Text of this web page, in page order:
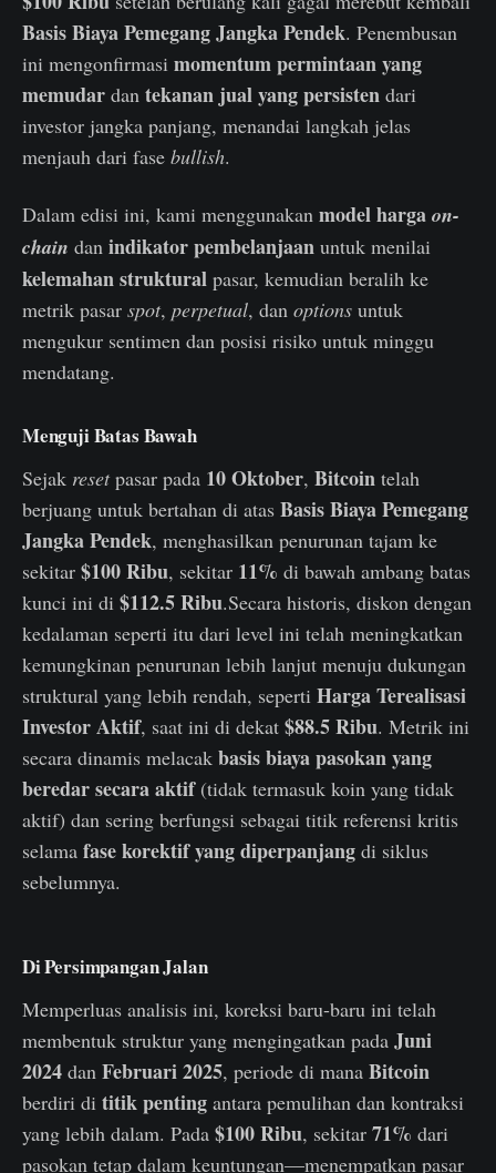
Basis Biaya Pemegang Jangka Pendek. Penembusan
ini mengonfirmasi momentum permintaan yang
memudar dan tekanan jual yang persisten dari
investor jangka panjang, menandai langkah jelas
menjauh dari fase bullish.
Dalam edisi ini, kami menggunakan model harga on-
chain dan indikator pembelanjaan untuk menilai
kelemahan struktural pasar, kemudian beralih ke
metrik pasar spot, perpetual, dan options untuk
mengukur sentimen dan posisi risiko untuk minggu
mendatang.
Menguji Batas Bawah
Sejak resetpasar pada 10 Oktober, Bitcoin telah
berjuang untuk bertahan di atas Basis Biaya Pemegang
Jangka Pendek, menghasilkan penurunan tajam ke
sekitar $100 Ribu, sekitar 11% di bawah ambang batas
kunci ini di $112.5 Ribu.Secara historis, diskon dengan
kedalaman seperti itu dari level ini telah meningkatkan
kemungkinan penurunan lebih lanjut menuju dukungan
struktural yang lebih rendah, seperti Harga Terealisasi
Investor Aktif, saat ini di dekat $88.5 Ribu. Metrik ini
secara dinamis melacak basis biaya pasokan yang
beredar secara aktif(tidak termasuk koin yang tidak
aktif) dan sering berfungsi sebagai titik referensi kritis
selama fase korektif yang diperpanjang di siklus
sebelumnya.
Di Persimpangan Jalan
Memperluas analisis ini, koreksi baru-baru ini telah
membentuk struktur yang mengingatkan pada Juni
2024 dan Februari 2025, periode di mana Bitcoin
berdiri di titik penting antara pemulihan dan kontraksi
yang lebih dalam. Pada $100 Ribu, sekitar 71% dari
pasokan tetap dalam keuntungan—menempatkan pasar